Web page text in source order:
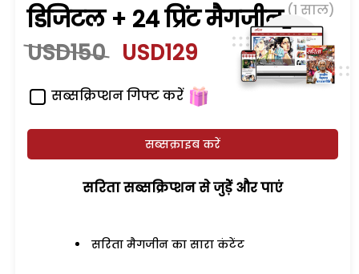
डिजिटल + 24 प्रिंट मैगजीन (1 साल)
USD150 USD129
सब्सक्रिप्शन गिफ्ट करें
सब्सक्राइब करें
सरिता सब्सक्रिप्शन से जुड़ेें और पाएं
सरिता मैगजीन का सारा कंटेंट